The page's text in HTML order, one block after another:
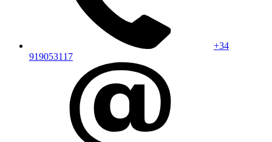
+34
919053117